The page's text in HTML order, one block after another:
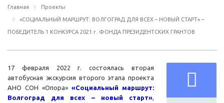
Главная Проекты
«СОЦИАЛЬНЫЙ МАРШРУТ: ВОЛГОГРАД ДЛЯ ВСЕХ – НОВЫЙ СТАРТ» –
ПОБЕДИТЕЛЬ 1 КОНКУРСА 2021 г. ФОНДА ПРЕЗИДЕНТСКИХ ГРАНТОВ
17 февраля 2022 г. состоялась вторая
автобусная экскурсия второго этапа проекта
АНО СОН «Опора» «Социальный маршрут:
Волгоград для всех – новый старт»,